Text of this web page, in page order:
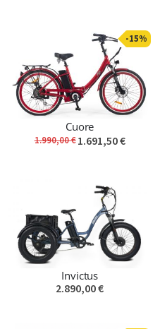
-15%
Cuore
1.990,00 €1.691,50 €
Invictus
2.890,00 €